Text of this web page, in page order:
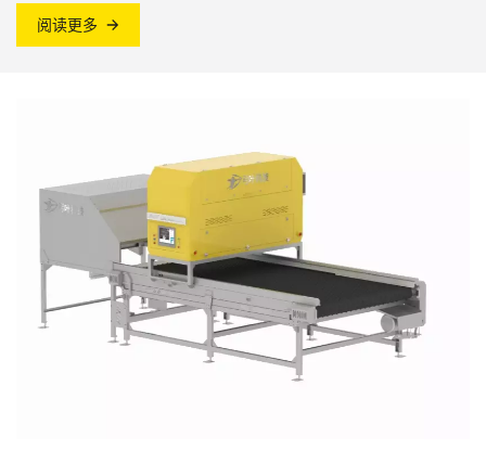
阅读更多